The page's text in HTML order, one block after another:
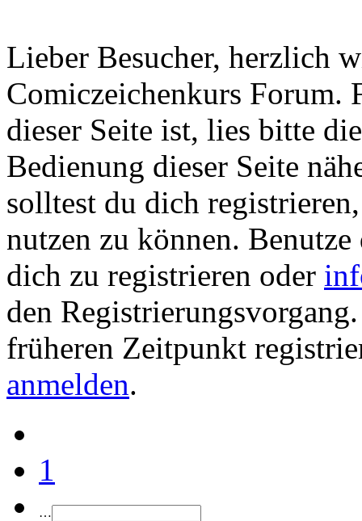
Lieber Besucher, herzlich
Comiczeichenkurs Forum.
dieser Seite ist, lies bitte
Bedienung dieser Seite
solltest du dich
nutzen zu können.
dich zu registrieren oder
den
früheren Zeitpunkt
anmelden.
1
…